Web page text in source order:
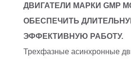
ДВИГАТЕЛИ МАРКИ GMP
ОБЕСПЕЧИТЬ
ЭФФЕКТИВНУЮ РАБОТУ.
Трехфазные асинхронные